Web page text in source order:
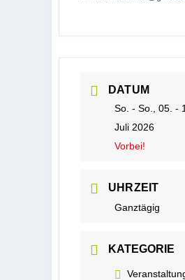
DATUM
So. - So., 05. -
Juli 2026
Vorbei!
UHRZEIT
Ganztägig
KATEGORIE